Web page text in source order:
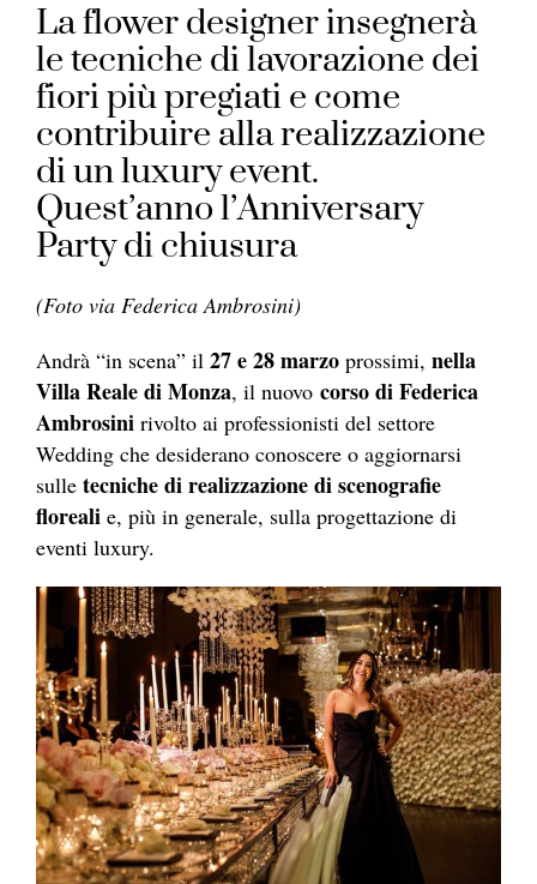
La flower designer insegnerà
le tecniche di lavorazione dei
fiori più pregiati e come
contribuire alla realizzazione
di un luxury event.
Quest’anno l’Anniversary
Party di chiusura
(Foto via Federica Ambrosini)
Andrà “in scena” il 27 e 28 marzo prossimi, nella
Villa Reale di Monza, il nuovo corso di Federica
Ambrosini rivolto ai professionisti del settore
Wedding che desiderano conoscere o aggiornarsi
sulle tecniche di realizzazione di scenografie
floreali e, più in generale, sulla progettazione di
eventi luxury.